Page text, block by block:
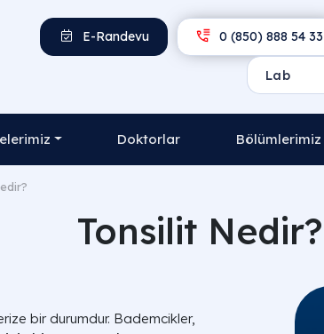
0 (850) 888 54 33
E-Randevu
Doktorlar Bölümlerimiz
Tonsilit Nedir?
bir durumdur. Bademcikler,